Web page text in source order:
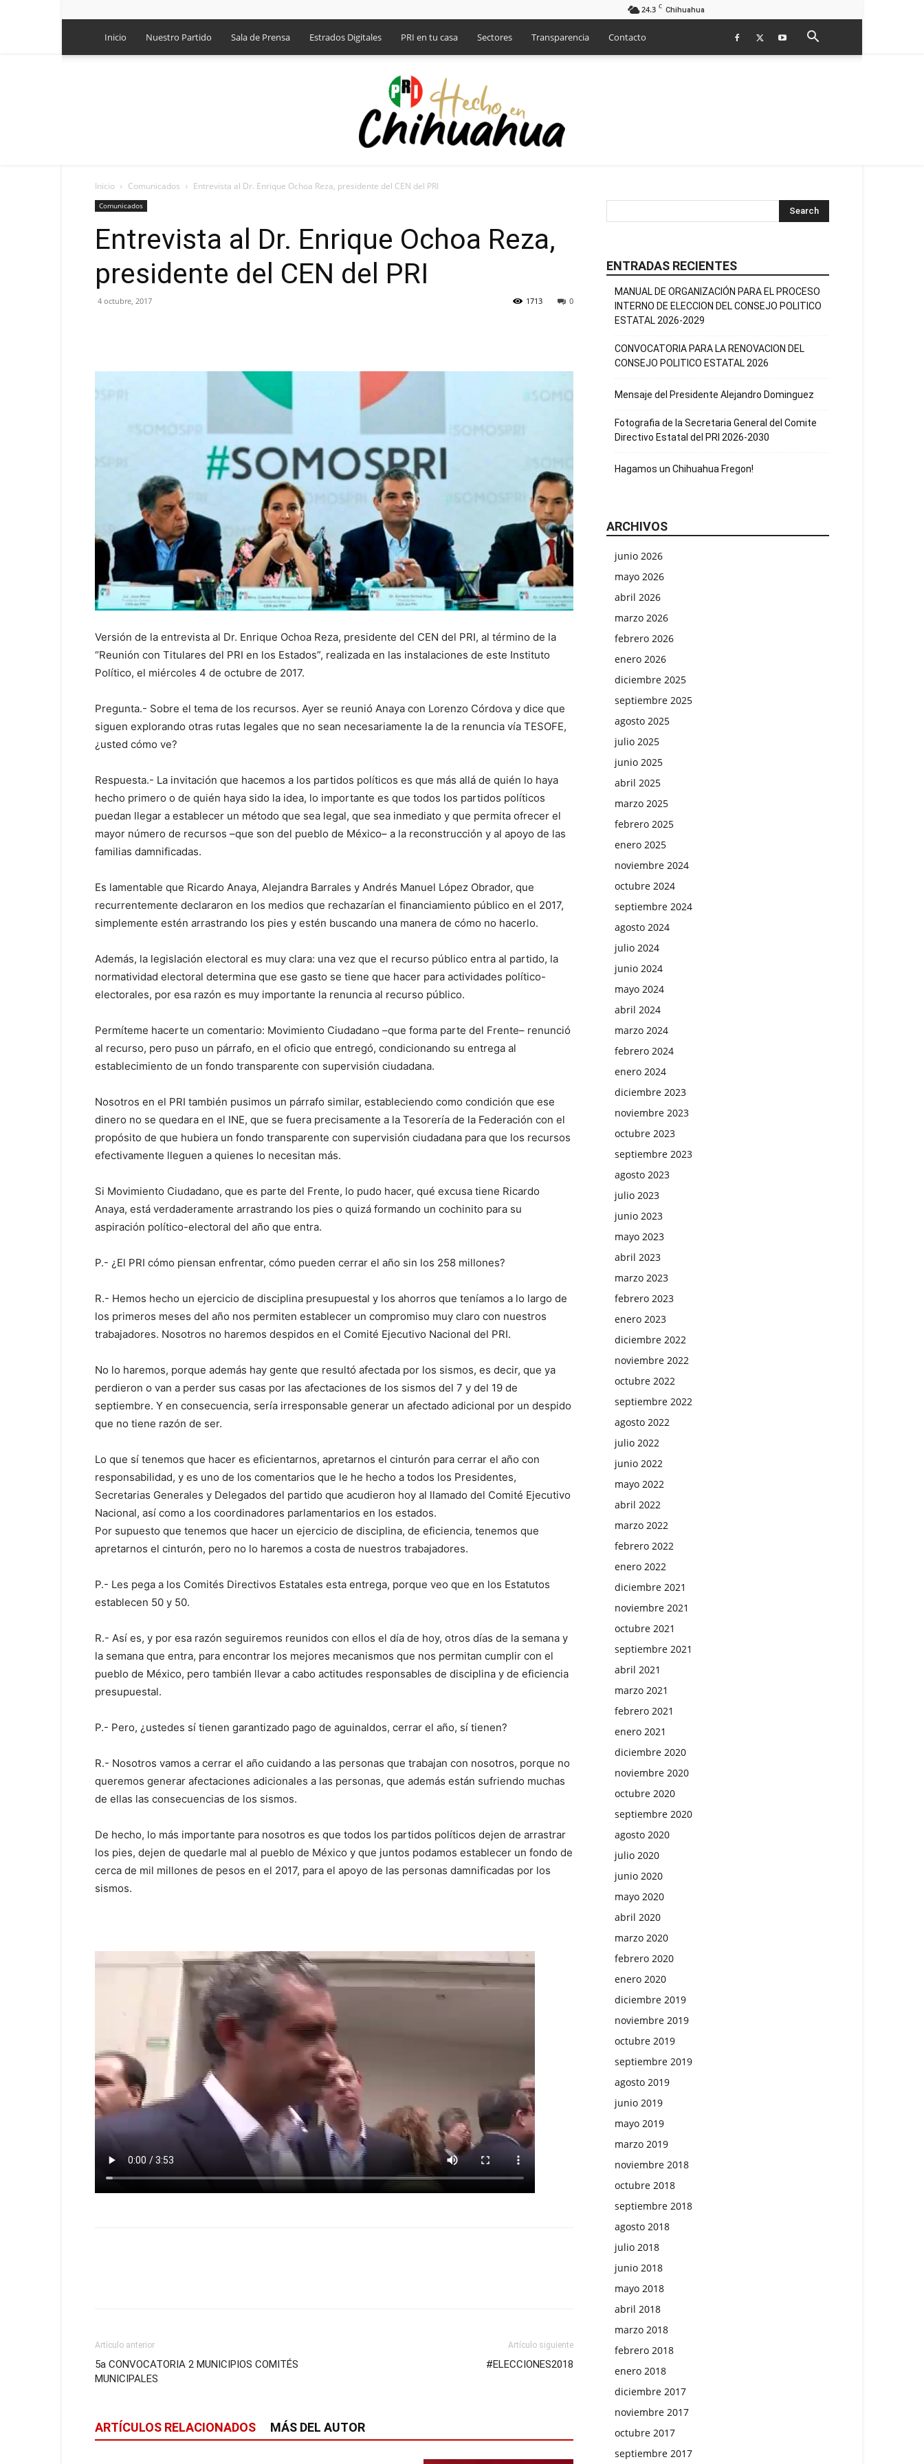
24.3 C Chihuahua
Inicio Nuestro Partido Sala de Prensa Estrados Digitales PRI en tu casa Sectores Transparencia Contacto
Chihuahua
Inicio Comunicados Entrevista al Dr. Enrique Ochoa Reza, presidente del CEN del PRI
Comunicados
Entrevista al Dr. Enrique Ochoa Reza,
presidente del CEN del PRI
4 octubre, 2017 0
1713
Versión de la entrevista al Dr. Enrique Ochoa Reza, presidente del CEN del PRI, al término de la
“Reunión con Titulares del PRI en los Estados”, realizada en las instalaciones de este Instituto
Político, el miércoles 4 de octubre de 2017.
Pregunta.- Sobre el tema de los recursos. Ayer se reunió Anaya con Lorenzo Córdova y dice que
siguen explorando otras rutas legales que no sean necesariamente la de la renuncia vía TESOFE,
¿usted cómo ve?
Respuesta.- La invitación que hacemos a los partidos políticos es que más allá de quién lo haya
hecho primero o de quién haya sido la idea, lo importante es que todos los partidos políticos
puedan llegar a establecer un método que sea legal, que sea inmediato y que permita ofrecer el
mayor número de recursos –que son del pueblo de México– a la reconstrucción y al apoyo de las
familias damnificadas.
Es lamentable que Ricardo Anaya, Alejandra Barrales y Andrés Manuel López Obrador, que
recurrentemente declararon en los medios que rechazarían el financiamiento público en el 2017,
simplemente estén arrastrando los pies y estén buscando una manera de cómo no hacerlo.
Además, la legislación electoral es muy clara: una vez que el recurso público entra al partido, la
normatividad electoral determina que ese gasto se tiene que hacer para actividades político-
electorales, por esa razón es muy importante la renuncia al recurso público.
Permíteme hacerte un comentario: Movimiento Ciudadano –que forma parte del Frente– renunció
al recurso, pero puso un párrafo, en el oficio que entregó, condicionando su entrega al
establecimiento de un fondo transparente con supervisión ciudadana.
Nosotros en el PRI también pusimos un párrafo similar, estableciendo como condición que ese
dinero no se quedara en el INE, que se fuera precisamente a la Tesorería de la Federación con el
propósito de que hubiera un fondo transparente con supervisión ciudadana para que los recursos
efectivamente lleguen a quienes lo necesitan más.
Si Movimiento Ciudadano, que es parte del Frente, lo pudo hacer, qué excusa tiene Ricardo
Anaya, está verdaderamente arrastrando los pies o quizá formando un cochinito para su
aspiración político-electoral del año que entra.
P.- ¿El PRI cómo piensan enfrentar, cómo pueden cerrar el año sin los 258 millones?
R.- Hemos hecho un ejercicio de disciplina presupuestal y los ahorros que teníamos a lo largo de
los primeros meses del año nos permiten establecer un compromiso muy claro con nuestros
trabajadores. Nosotros no haremos despidos en el Comité Ejecutivo Nacional del PRI.
No lo haremos, porque además hay gente que resultó afectada por los sismos, es decir, que ya
perdieron o van a perder sus casas por las afectaciones de los sismos del 7 y del 19 de
septiembre. Y en consecuencia, sería irresponsable generar un afectado adicional por un despido
que no tiene razón de ser.
Lo que sí tenemos que hacer es eficientarnos, apretarnos el cinturón para cerrar el año con
responsabilidad, y es uno de los comentarios que le he hecho a todos los Presidentes,
Secretarias Generales y Delegados del partido que acudieron hoy al llamado del Comité Ejecutivo
Nacional, así como a los coordinadores parlamentarios en los estados.
Por supuesto que tenemos que hacer un ejercicio de disciplina, de eficiencia, tenemos que
apretarnos el cinturón, pero no lo haremos a costa de nuestros trabajadores.
P.- Les pega a los Comités Directivos Estatales esta entrega, porque veo que en los Estatutos
establecen 50 y 50.
R.- Así es, y por esa razón seguiremos reunidos con ellos el día de hoy, otros días de la semana y
la semana que entra, para encontrar los mejores mecanismos que nos permitan cumplir con el
pueblo de México, pero también llevar a cabo actitudes responsables de disciplina y de eficiencia
presupuestal.
P.- Pero, ¿ustedes sí tienen garantizado pago de aguinaldos, cerrar el año, sí tienen?
R.- Nosotros vamos a cerrar el año cuidando a las personas que trabajan con nosotros, porque no
queremos generar afectaciones adicionales a las personas, que además están sufriendo muchas
de ellas las consecuencias de los sismos.
De hecho, lo más importante para nosotros es que todos los partidos políticos dejen de arrastrar
los pies, dejen de quedarle mal al pueblo de México y que juntos podamos establecer un fondo de
cerca de mil millones de pesos en el 2017, para el apoyo de las personas damnificadas por los
sismos.
Artículo anterior
5a CONVOCATORIA 2 MUNICIPIOS COMITÉS
MUNICIPALES
Artículo siguiente
#ELECCIONES2018
ARTÍCULOS RELACIONADOS MÁS DEL AUTOR
ENTRADAS RECIENTES
MANUAL DE ORGANIZACIÓN PARA EL PROCESO
INTERNO DE ELECCION DEL CONSEJO POLITICO
ESTATAL 2026-2029
CONVOCATORIA PARA LA RENOVACION DEL
CONSEJO POLITICO ESTATAL 2026
Mensaje del Presidente Alejandro Dominguez
Fotografia de la Secretaria General del Comite
Directivo Estatal del PRI 2026-2030
Hagamos un Chihuahua Fregon!
ARCHIVOS
junio 2026
mayo 2026
abril 2026
marzo 2026
febrero 2026
enero 2026
diciembre 2025
septiembre 2025
agosto 2025
julio 2025
junio 2025
abril 2025
marzo 2025
febrero 2025
enero 2025
noviembre 2024
octubre 2024
septiembre 2024
agosto 2024
julio 2024
junio 2024
mayo 2024
abril 2024
marzo 2024
febrero 2024
enero 2024
diciembre 2023
noviembre 2023
octubre 2023
septiembre 2023
agosto 2023
julio 2023
junio 2023
mayo 2023
abril 2023
marzo 2023
febrero 2023
enero 2023
diciembre 2022
noviembre 2022
octubre 2022
septiembre 2022
agosto 2022
julio 2022
junio 2022
mayo 2022
abril 2022
marzo 2022
febrero 2022
enero 2022
diciembre 2021
noviembre 2021
octubre 2021
septiembre 2021
abril 2021
marzo 2021
febrero 2021
enero 2021
diciembre 2020
noviembre 2020
octubre 2020
septiembre 2020
agosto 2020
julio 2020
junio 2020
mayo 2020
abril 2020
marzo 2020
febrero 2020
enero 2020
diciembre 2019
noviembre 2019
octubre 2019
septiembre 2019
agosto 2019
junio 2019
mayo 2019
marzo 2019
noviembre 2018
octubre 2018
septiembre 2018
agosto 2018
julio 2018
junio 2018
mayo 2018
abril 2018
marzo 2018
febrero 2018
enero 2018
diciembre 2017
noviembre 2017
octubre 2017
septiembre 2017